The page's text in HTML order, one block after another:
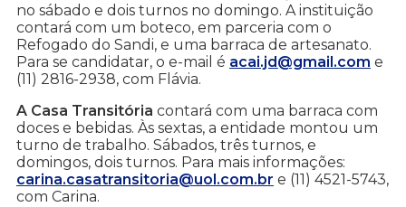
no sábado e dois turnos no domingo. A instituição
contará com um boteco, em parceria com o
Refogado do Sandi, e uma barraca de artesanato.
Para se candidatar, o e-mail é acai.jd@gmail.com e
(11) 2816-2938, com Flávia.
A Casa Transitória contará com uma barraca com
doces e bebidas. Às sextas, a entidade montou um
turno de trabalho. Sábados, três turnos, e
domingos, dois turnos. Para mais informações:
carina.casatransitoria@uol.com.br e (11) 4521-5743,
com Carina.